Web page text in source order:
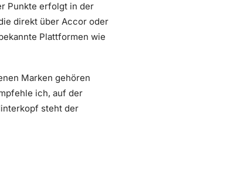
Punkte erfolgt in der
direkt über Accor oder
Plattformen wie
Marken gehören
ich, auf der
steht der